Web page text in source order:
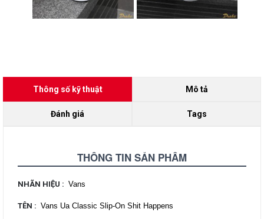
Thông số kỹ thuật Mô tả
Đánh giá Tags
THÔNG TIN SẢN PHẨM
NHÃN HIỆU : Vans
TÊN : Vans Ua Classic Slip-On Shit Happens